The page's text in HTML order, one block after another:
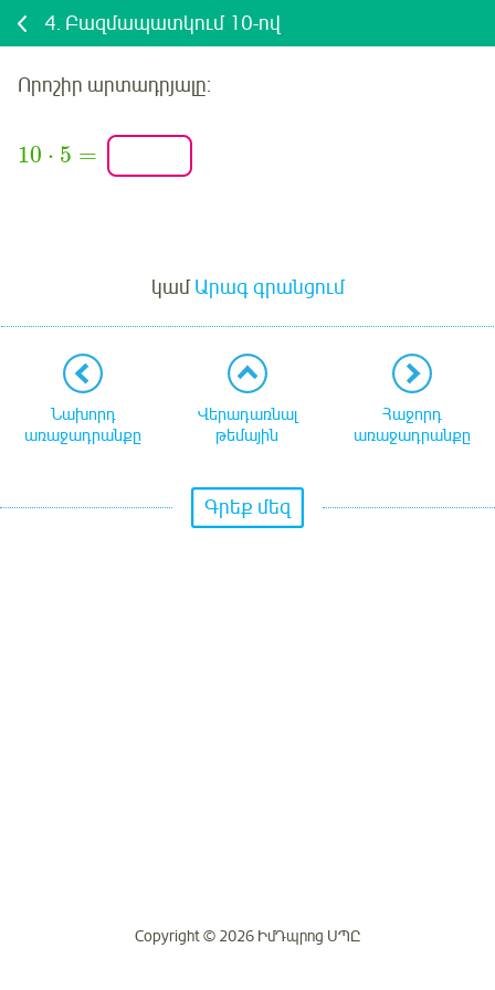
4. Բազմապատկում 10-ով
Որոշիր արտադրյալը:
10 ⋅ 5 =
կամԱրագ գրանցում
Նախորդ
առաջադրանքը
Վերադառնալ
թեմային
Հաջորդ
առաջադրանքը
Գրեք մեզ
Copyright © 2026 ԻմԴպրոց ՍՊԸ